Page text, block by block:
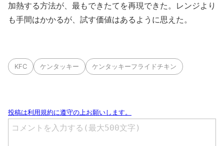
加熱する方法が、最もできたてを再現できた。レンジより
も手間はかかるが、試す価値はあるように思えた。
KFC ケンタッキー ケンタッキーフライドチキン